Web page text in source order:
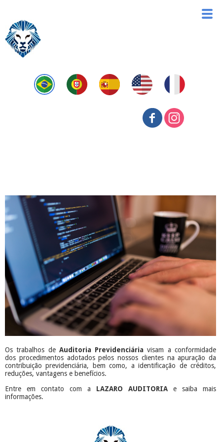
Os trabalhos de Auditoria Previdenciária visam a conformidade
dos procedimentos adotados pelos nossos clientes na apuração da
contribuição previdenciária, bem como, a identificação de créditos,
reduções, vantagens e benefícios.
Entre em contato com a LAZARO AUDITORIA e saiba mais
informações.